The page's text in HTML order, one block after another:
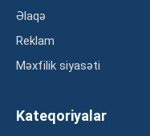
Əlaqə
Reklam
Məxfilik siyasəti
Kateqoriyalar